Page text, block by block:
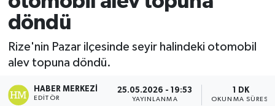
döndü
Rize'nin Pazar ilçesinde seyir halindeki otomobil
alev topuna döndü.
HABER MERKEZI
EDITÖR
25.05.2026 - 19:53
YAYINLANMA
1 DK
OKUNMA SÜRESI
Ekonomi
Sağlık
Tokat Haber